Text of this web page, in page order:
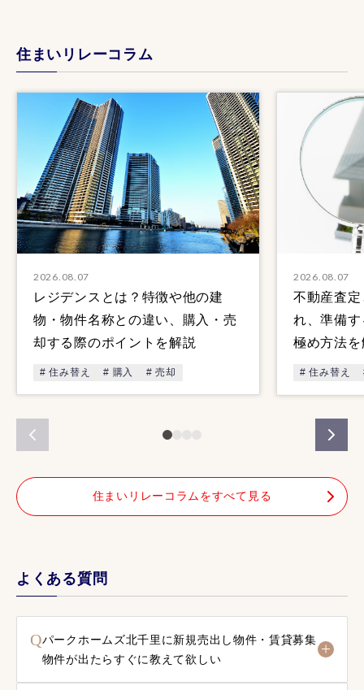
住まいリレーコラム
2026.08.07
レジデンスとは？特徴や他の建
物・物件名称との違い、購入・売
却する際のポイントを解説
# 住み替え # 購入 # 売却
2026.08.07
不動産査
れ、準備
極め方法を
# 住み替え
住まいリレーコラムをすべて見る
よくある質問
Qパークホームズ北千里に新規売出し物件・賃貸募集
物件が出たらすぐに教えて欲しい